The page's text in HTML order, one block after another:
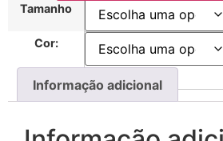
Tamanho
Cor:
Informação adicional